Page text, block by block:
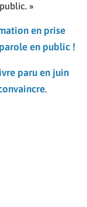
»
en prise
en public !
paru en juin
.